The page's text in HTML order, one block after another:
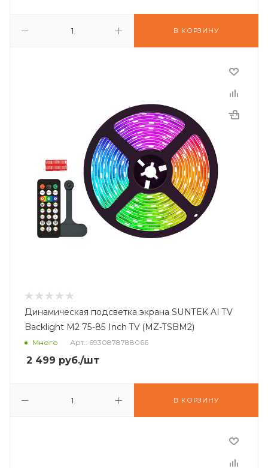
В КОРЗИНУ
Динамическая подсветка экрана SUNTEK AI TV
Backlight M2 75-85 Inch TV (MZ-TSBM2)
Много Арт.: 6930878788066
2 499 руб./шт
В КОРЗИНУ